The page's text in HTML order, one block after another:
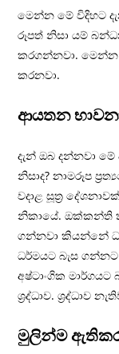
මෙන්න මේ විදිහට
රූපත් නිසා යම්
කරගන්නවා.
කරනවා.
ආයතන
දැන් ඔබ දන්නවා
නිසාද? නාමරූප
වදාළ සූත‍්‍ර
නිකායේ. ඔක්කන්ති
ගන්නවා කියන්නේ
ධර්මයට බැස
අෂ්ටාංගික
ශ‍්‍රද්ධාව. ශ‍්‍රද්ධාව
මුලින්ම